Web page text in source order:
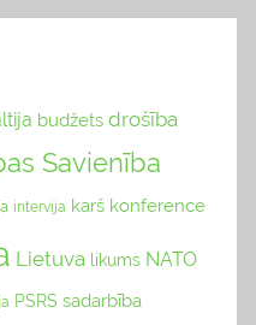
budžets drošība
Savienība
intervija karš konference
Lietuva likums NATO
PSRS sadarbība